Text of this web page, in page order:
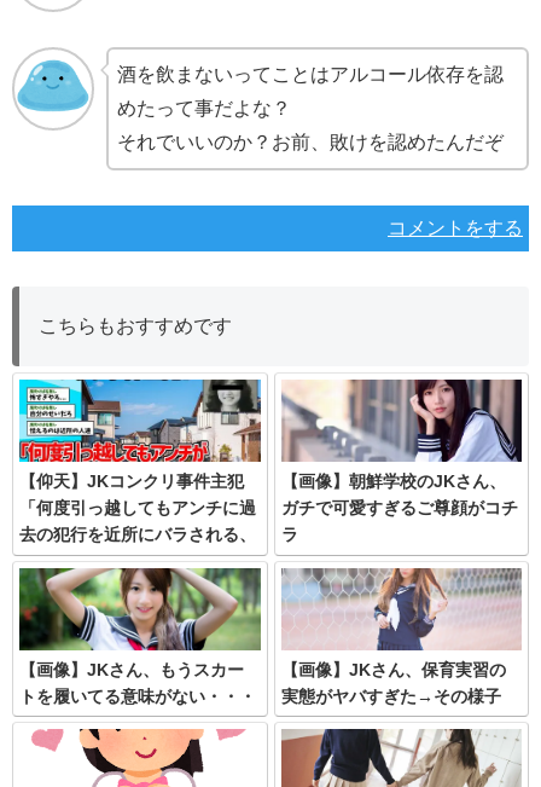
酒を飲まないってことはアルコール依存を認
めたって事だよな？
それでいいのか？お前、敗けを認めたんだぞ
コメントをする
こちらもおすすめです
【仰天】JKコンクリ事件主犯
「何度引っ越してもアンチに過
去の犯行を近所にバラされる、
家族も怯えてる」
【画像】朝鮮学校のJKさん、
ガチで可愛すぎるご尊顔がコチ
ラ
【画像】JKさん、もうスカー
トを履いてる意味がない・・・
【画像】JKさん、保育実習の
実態がヤバすぎた→その様子